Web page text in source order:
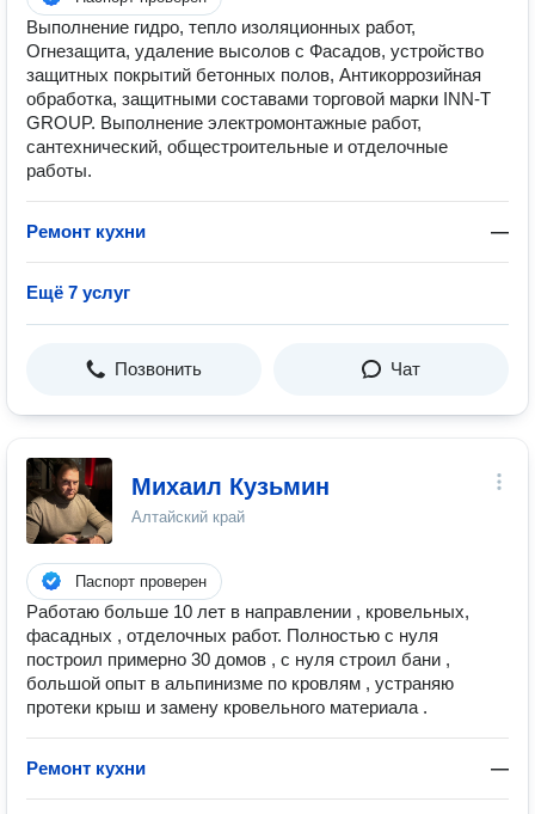
Выполнение гидро, тепло изоляционных работ,
Огнезащита, удаление высолов с Фасадов, устройство
защитных покрытий бетонных полов, Антикоррозийная
обработка, защитными составами торговой марки INN-T
GROUP. Выполнение электромонтажные работ,
сантехнический, общестроительные и отделочные
работы.
Ремонт кухни —
Ещё 7 услуг
Позвонить Чат
Михаил Кузьмин
Алтайский край
Паспорт проверен
Работаю больше 10 лет в направлении , кровельных,
фасадных , отделочных работ. Полностью с нуля
построил примерно 30 домов , с нуля строил бани ,
большой опыт в альпинизме по кровлям , устраняю
протеки крыш и замену кровельного материала .
Ремонт кухни —